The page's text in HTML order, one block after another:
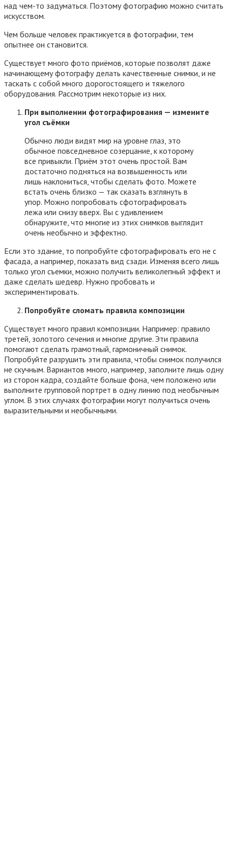
над чем-то задуматься. Поэтому фотографию можно считать
искусством.
Чем больше человек практикуется в фотографии, тем
опытнее он становится.
Существует много фото приёмов, которые позволят даже
начинающему фотографу делать качественные снимки, и не
таскать с собой много дорогостоящего и тяжелого
оборудования. Рассмотрим некоторые из них.
При выполнении фотографирования — измените
угол съёмки
Обычно люди видят мир на уровне глаз, это
обычное повседневное созерцание, к которому
все привыкли. Приём этот очень простой. Вам
достаточно подняться на возвышенность или
лишь наклониться, чтобы сделать фото. Можете
встать очень близко — так сказать взглянуть в
упор. Можно попробовать сфотографировать
лежа или снизу вверх. Вы с удивлением
обнаружите, что многие из этих снимков выглядит
очень необычно и эффектно.
Если это здание, то попробуйте сфотографировать его не с
фасада, а например, показать вид сзади. Изменяя всего лишь
только угол съемки, можно получить великолепный эффект и
даже сделать шедевр. Нужно пробовать и
экспериментировать.
Попробуйте сломать правила композиции
Существует много правил композиции. Например: правило
третей, золотого сечения и многие другие. Эти правила
помогают сделать грамотный, гармоничный снимок.
Попробуйте разрушить эти правила, чтобы снимок получился
не скучным. Вариантов много, например, заполните лишь одну
из сторон кадра, создайте больше фона, чем положено или
выполните групповой портрет в одну линию под необычным
углом. В этих случаях фотографии могут получиться очень
выразительными и необычными.